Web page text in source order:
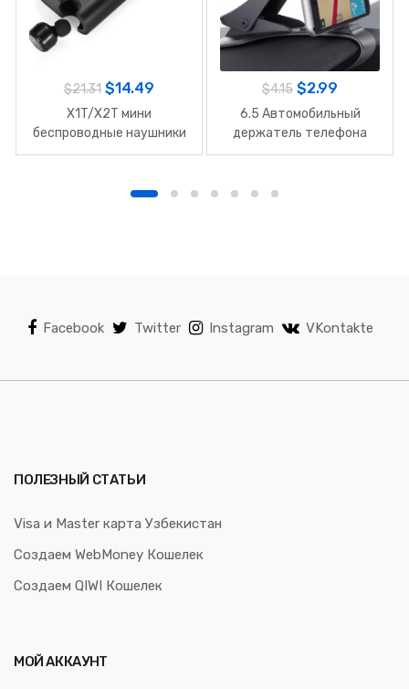
$21.31 $14.49
X1T/X2T мини
беспроводные наушники
$4.15 $2.99
6.5 Автомобильный
держатель телефона
iPhone Galaxy
Facebook Twitter Instagram VKontakte
ПОЛЕЗНЫЙ СТАТЬИ
Visa и Master карта Узбекистан
Создаем WebMoney Кошелек
Создаем QIWI Кошелек
МОЙ АККАУНТ